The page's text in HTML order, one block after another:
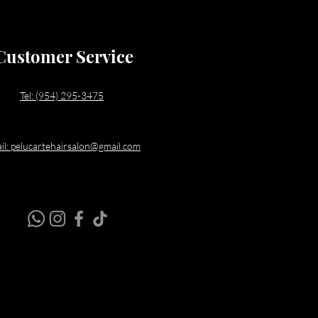
Service
Tel: (954) 295-3475
pelucartehairsalon@gmail.com